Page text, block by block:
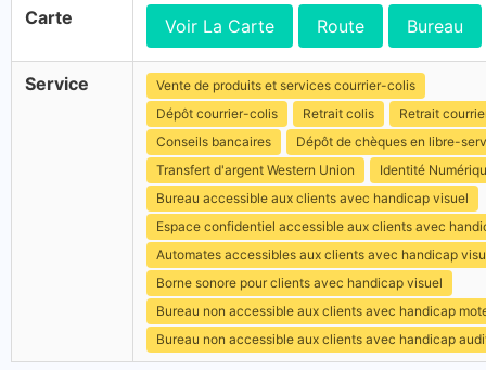
Carte Voir La Carte Route Bureau
Service
Vente de produits et services courrier-colis
Dépôt courrier-colis
Retrait colis
Retrait
Conseils bancaires
Dépôt de chèques en libre-
Transfert d'argent Western Union
Identité
Bureau accessible aux clients avec handicap visuel
Espace confidentiel accessible aux clients avec
Automates accessibles aux clients avec handicap
Borne sonore pour clients avec handicap visuel
Bureau non accessible aux clients avec handicap
Bureau non accessible aux clients avec handicap